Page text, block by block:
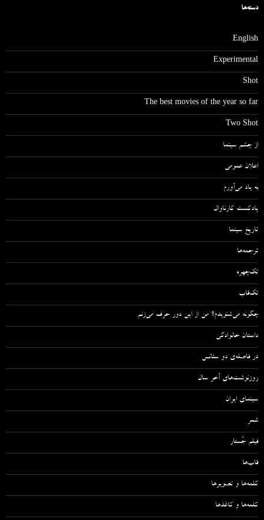
دسته‌ها
English
Experimental
Shot
The best movies of the year so far
Two Shot
از چشم سینما
اعلان عمومی
به یاد می‌آورم
پادکست کارناوال
تاریخ سینما
ترجمه‌ها
تک‌چهره
تک‌قاب
چگونه می‌شنویدم؟ من از این دور حرف می‌زنم
داستان خانوادگی
در فاصله‌ی دو سئانس
روزنوشت‌های آخر سال
سینمای ایران
شعر
فیلم جُستار
قاب‌ها
کلمه‌ها و تصویرها
کلمه‌ها و کاغذها